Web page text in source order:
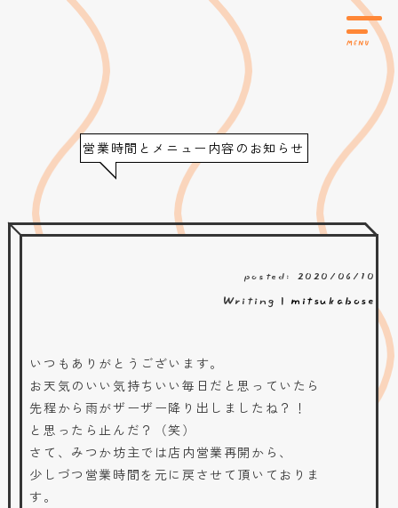
営業時間とメニュー内容のお知らせ
posted: 2020/06/10
Writing | mitsukabose
いつもありがとうございます。
お天気のいい気持ちいい毎日だと思っていたら
先程から雨がザーザー降り出しましたね？！
と思ったら止んだ？（笑）
さて、みつか坊主では店内営業再開から、
少しづつ営業時間を元に戻させて頂いておりま
す。